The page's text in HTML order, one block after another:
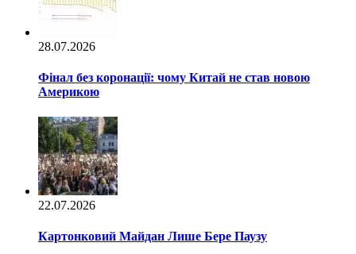
28.07.2026
Фінал без коронації: чому Китай не став новою
Америкою
22.07.2026
Картонковий Майдан Лише Бере Паузу